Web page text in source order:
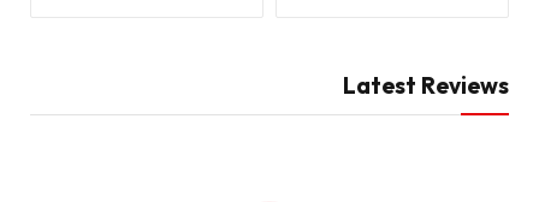
Latest Reviews